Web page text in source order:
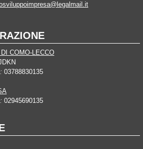
COMO-LECCO
03788830135
02945690135